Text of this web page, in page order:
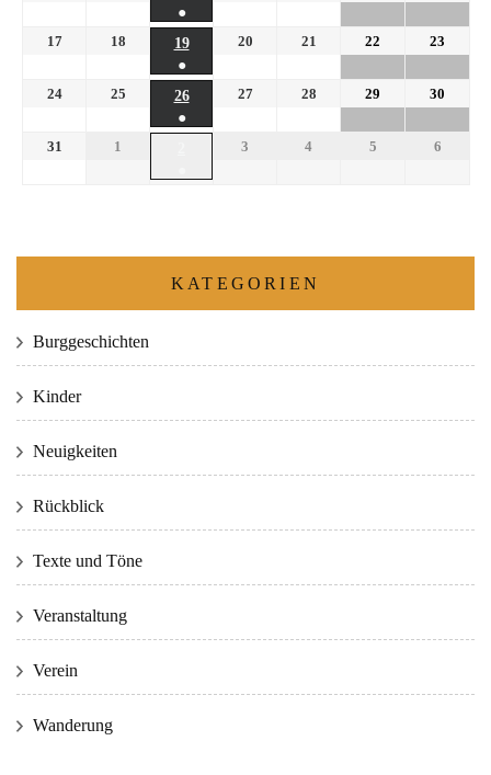
●
17 18
19
●
20 21 22 23
24 25
26
●
27 28 29 30
31 1 3 4 5 6
KATEGORIEN
Burggeschichten
Kinder
Neuigkeiten
Rückblick
Texte und Töne
Veranstaltung
Verein
Wanderung